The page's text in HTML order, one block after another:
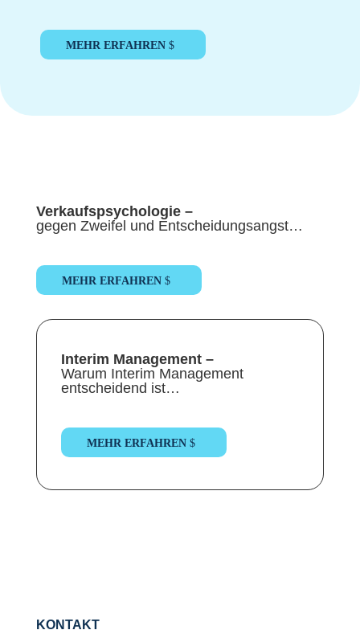
MEHR ERFAHREN
Verkaufspsychologie –
gegen Zweifel und Entscheidungsangst…
MEHR ERFAHREN
Interim Management –
Warum Interim Management
entscheidend ist…
MEHR ERFAHREN
KONTAKT